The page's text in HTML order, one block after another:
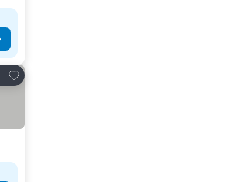
Føj til favoritter